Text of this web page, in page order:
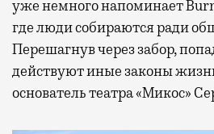
уже немного напоминает
где люди собираются ради
Перешагнув через забор,
действуют иные законы
основатель театра «Микос»